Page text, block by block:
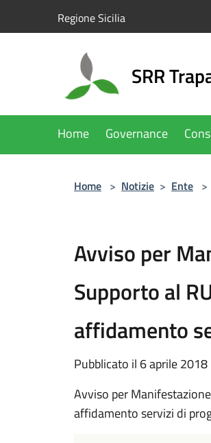
Regione Sicilia
SRR
Home Governance
Home > Notizie > Ente >
Avviso per
Supporto al
affidamento
Pubblicato il 6 aprile 2018
Avviso per
affidamento servizi di